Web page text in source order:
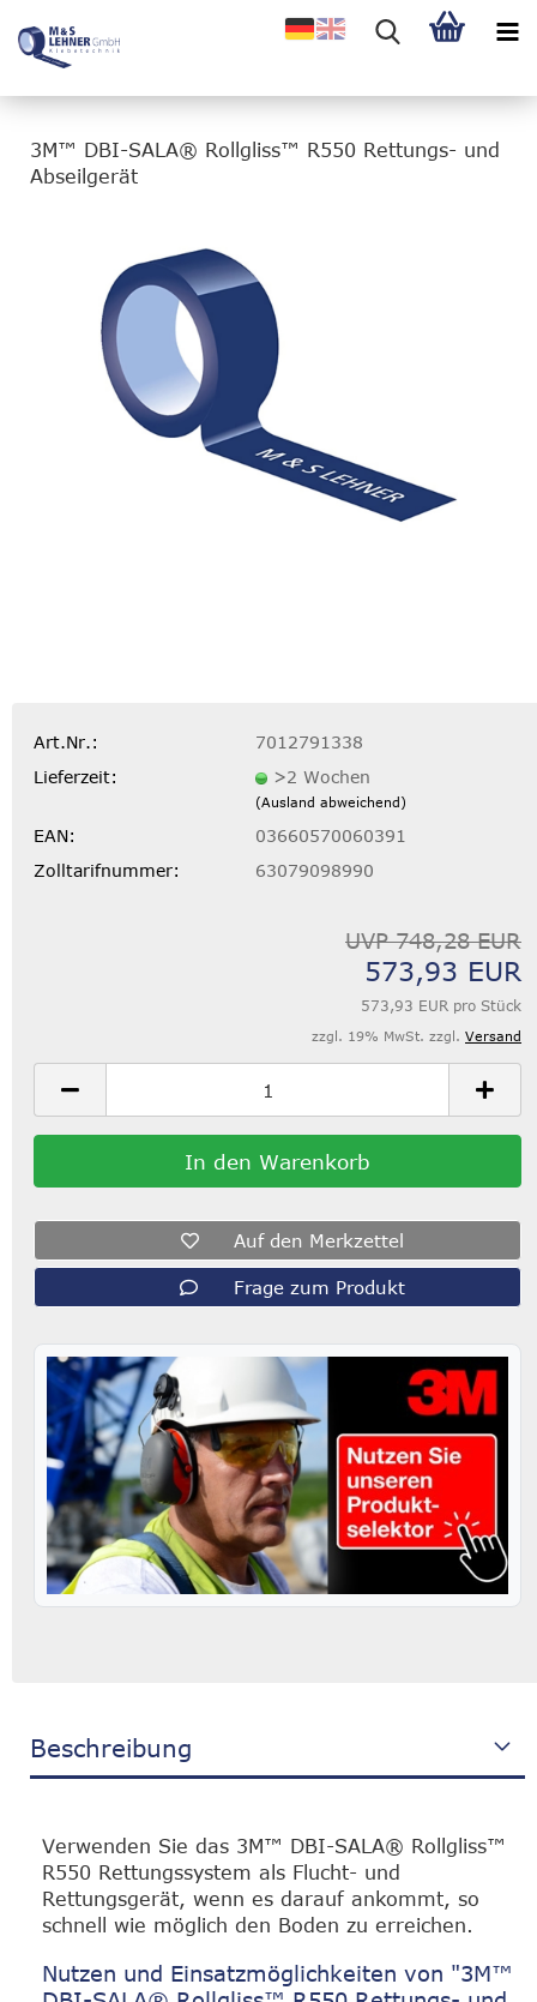
3M™ DBI-SALA® Rollgliss™ R550 Rettungs- und
Abseilgerät
Art.Nr.:
7012791338
Lieferzeit:
>2 Wochen
(Ausland abweichend)
EAN:
03660570060391
Zolltarifnummer:
63079098990
UVP 748,28 EUR
573,93 EUR
573,93 EUR pro Stück
zzgl. 19% MwSt. zzgl. Versand
Auf den Merkzettel
Frage zum Produkt
Beschreibung
Verwenden Sie das 3M™ DBI-SALA® Rollgliss™
R550 Rettungssystem als Flucht- und
Rettungsgerät, wenn es darauf ankommt, so
schnell wie möglich den Boden zu erreichen.
Nutzen und Einsatzmöglichkeiten von "3M™